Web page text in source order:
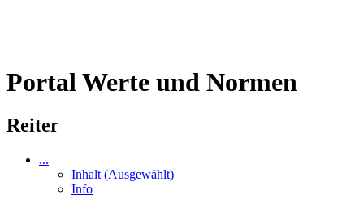
Portal Werte und Normen
Reiter
...
Inhalt (Ausgewählt)
Info